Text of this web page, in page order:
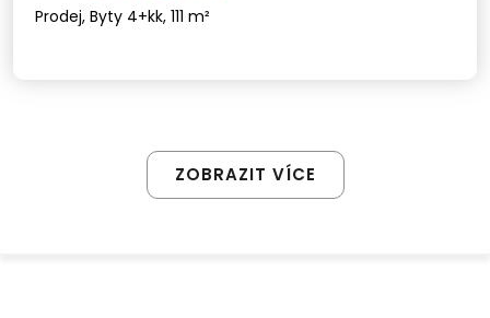
Prodej, Byty 4+kk, 111 m²
ZOBRAZIT VÍCE